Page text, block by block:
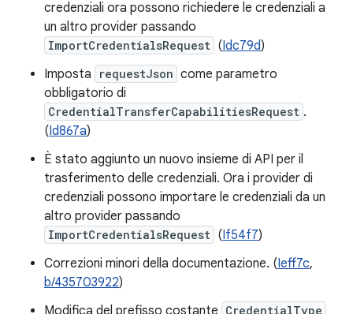
credenziali ora possono richiedere le credenziali a
un altro provider passando
ImportCredentialsRequest (Idc79d)
Imposta
requestJson come parametro
obbligatorio di
CredentialTransferCapabilitiesRequest .
(Id867a)
È stato aggiunto un nuovo insieme di API per il
trasferimento delle credenziali. Ora i provider di
credenziali possono importare le credenziali da un
altro provider passando
ImportCredentialsRequest (If54f7)
Correzioni minori della documentazione. (Ieff7c,
b/435703922)
Modifica del prefisso costante CredentialType